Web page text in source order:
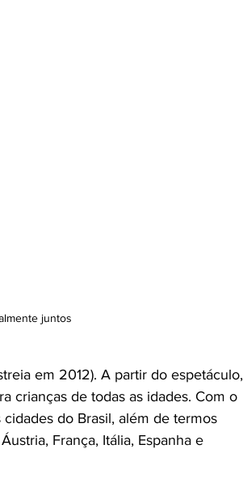
juntos
em 2012). A partir do espetáculo,
crianças de todas as idades. Com o
do Brasil, além de termos
França, Itália, Espanha e